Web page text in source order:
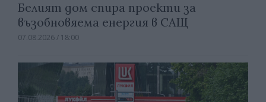
Белият дом спира проекти за
възобновяема енергия в САЩ
07.08.2026 / 18:00